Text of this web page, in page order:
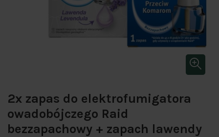
2x zapas do elektrofumigatora
owadobójczego Raid
bezzapachowy + zapach lawendy